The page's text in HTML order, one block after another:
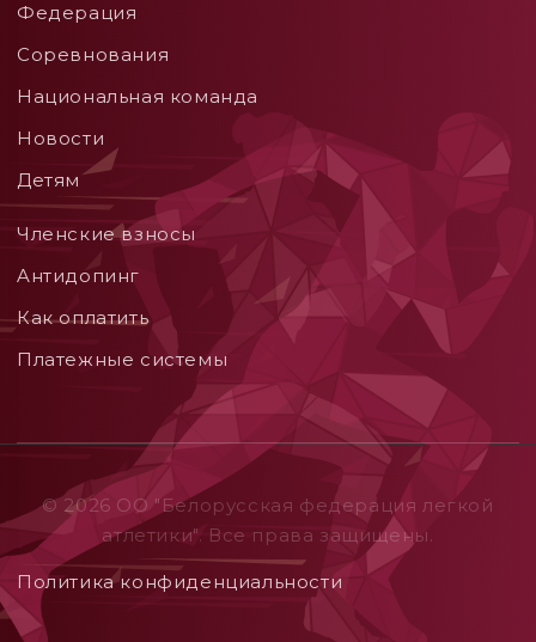
Федерация
Соревнования
Национальная команда
Новости
Детям
Членские взносы
Aнтидопинг
Как оплатить
Платежные системы
© 2026 ОO "Белорусская федерация легкой
атлетики". Все права защищены.
Политика конфиденциальности